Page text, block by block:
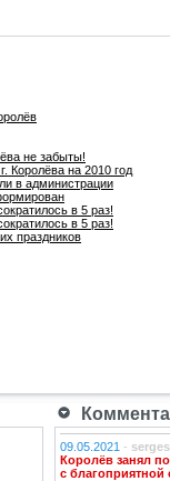
не забыты!
Королёва на 2010 год
в администрации
в 5 раз!
в 5 раз!
праздников
09.05.2021 -
Королёв занял
с благоприятной